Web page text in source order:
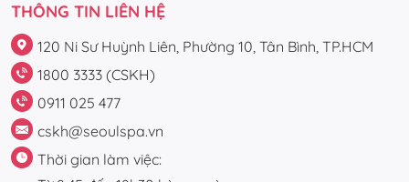
THÔNG TIN LIÊN HỆ
120 Ni Sư Huỳnh Liên, Phường 10, Tân Bình, TP.HCM
1800 3333 (CSKH)
0911 025 477
cskh@seoulspa.vn
Thời gian làm việc: